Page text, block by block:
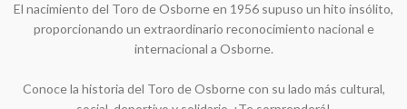
El nacimiento del Toro de Osborne en 1956 supuso un hito insólito,
proporcionando un extraordinario reconocimiento nacional e
internacional a Osborne.
Conoce la historia del Toro de Osborne con su lado más cultural,